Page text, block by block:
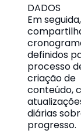
DADOS
Em seguida,
definidos
processo
criação de
conteúdo,
diárias
progresso.